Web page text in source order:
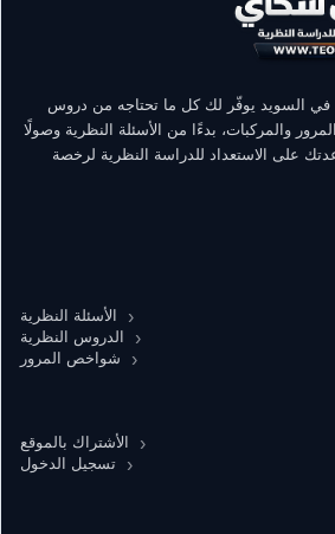
في السويد يوفّر لك كل ما تحتاجه من دروس
والمركبات، بدءًا من الأسئلة النظرية وصولًا
على الاستعداد للدراسة النظرية لرخصة
الأسئلة النظرية
الدروس النظرية
شواخص المرور
الأشتراك بالموقع
تسجيل الدخول